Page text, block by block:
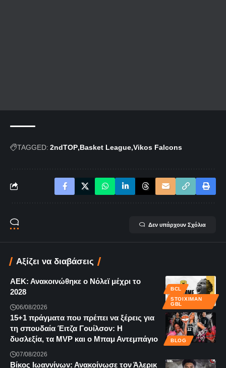
TAGGED: 2ndTOP Basket League Vikos Falcons
Δεν υπάρχουν Σχόλια
Αξίζει να διαβάσεις
BCL
STOIXIMAN
GBL
ΑΕΚ: Ανακοινώθηκε ο Νόλεϊ μέχρι το
2028
06/08/2026
BLOG
15+1 πράγματα που πρέπει να ξέρεις για
τη σπουδαία Έιτζα Γουίλσον: Η
δυσλεξία, τα MVP και ο Μπαμ Αντεμπάγιο
07/08/2026
Βίκος Ιωαννίνων: Ανακοίνωσε τον Άλερικ